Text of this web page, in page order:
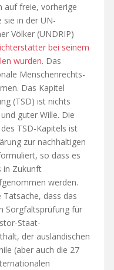
auf freie, vorherige
in der UN-
Völker (UNDRIP)
bei seinem
wurden. Das
Menschenrechts-
Das Kapitel
(TSD) ist nichts
guter Wille. Die
TSD-Kapitels ist
zur nachhaltigen
so dass es
in Zukunft
werden.
dass das
Sorgfaltsprüfung für
Staat-
der ausländischen
(aber auch die 27